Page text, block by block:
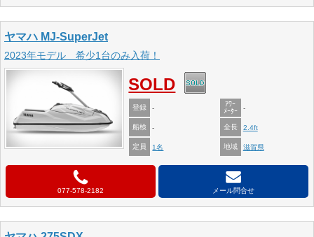
ヤマハ MJ-SuperJet
2023年モデル 希少1台のみ入荷！
SOLD
登録 -
ｱﾜｰ
ﾒｰﾀｰ
-
船検 - 全長 2.4ft
定員 1名 地域 滋賀県
077-578-2182 メール問合せ